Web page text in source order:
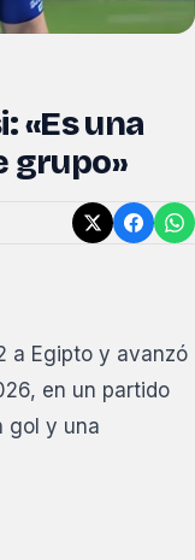
«Es una
grupo»
a Egipto y avanzó
en un partido
gol y una